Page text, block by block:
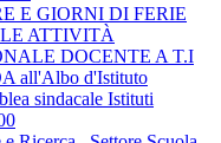
E GIORNI DI FERIE
ATTIVITÀ
DOCENTE A T.I
all'Albo d'Istituto
sindacale Istituti